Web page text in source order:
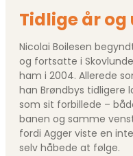
Tidlige år
Nicolai Boilesen
og fortsatte i
ham i 2004. Allerede
han Brøndbys tidligere
som sit forbillede –
banen og samme
fordi Agger viste en
selv håbede at følge.